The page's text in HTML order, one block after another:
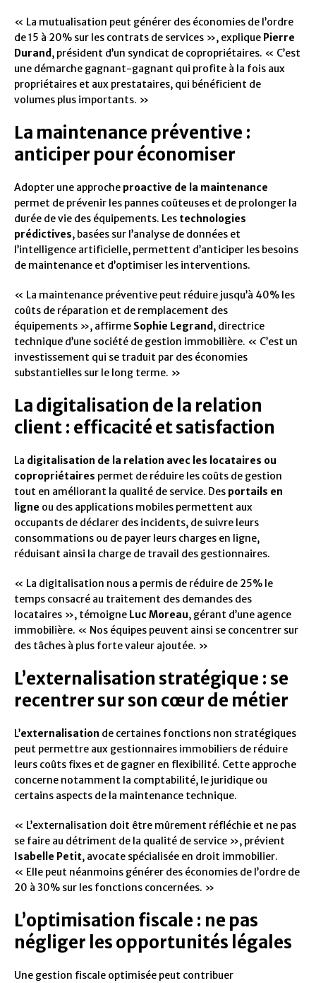
« La mutualisation peut générer des économies de l’ordre
de 15 à 20% sur les contrats de services », explique Pierre
Durand , président d’un syndicat de copropriétaires. « C’est
une démarche gagnant-gagnant qui profite à la fois aux
propriétaires et aux prestataires, qui bénéficient de
volumes plus importants. »
La maintenance préventive :
anticiper pour économiser
Adopter une approche proactive de la maintenance
permet de prévenir les pannes coûteuses et de prolonger la
durée de vie des équipements. Les technologies
prédictives, basées sur l’analyse de données et
l’intelligence artificielle, permettent d’anticiper les besoins
de maintenance et d’optimiser les interventions.
« La maintenance préventive peut réduire jusqu’à 40% les
coûts de réparation et de remplacement des
équipements », affirme Sophie Legrand , directrice
technique d’une société de gestion immobilière. « C’est un
investissement qui se traduit par des économies
substantielles sur le long terme. »
La digitalisation de la relation
client : efficacité et satisfaction
La digitalisation de la relation avec les locataires ou
copropriétaires permet de réduire les coûts de gestion
tout en améliorant la qualité de service. Des portails en
ligne ou des applications mobiles permettent aux
occupants de déclarer des incidents, de suivre leurs
consommations ou de payer leurs charges en ligne,
réduisant ainsi la charge de travail des gestionnaires.
« La digitalisation nous a permis de réduire de 25% le
temps consacré au traitement des demandes des
locataires », témoigne Luc Moreau, gérant d’une agence
immobilière. « Nos équipes peuvent ainsi se concentrer sur
des tâches à plus forte valeur ajoutée. »
L’externalisation stratégique : se
recentrer sur son cœur de métier
L’externalisation de certaines fonctions non stratégiques
peut permettre aux gestionnaires immobiliers de réduire
leurs coûts fixes et de gagner en flexibilité. Cette approche
concerne notamment la comptabilité, le juridique ou
certains aspects de la maintenance technique.
« L’externalisation doit être mûrement réfléchie et ne pas
se faire au détriment de la qualité de service », prévient
Isabelle Petit, avocate spécialisée en droit immobilier.
« Elle peut néanmoins générer des économies de l’ordre de
20 à 30% sur les fonctions concernées. »
L’optimisation fiscale : ne pas
négliger les opportunités légales
Une gestion fiscale optimisée peut contribuer